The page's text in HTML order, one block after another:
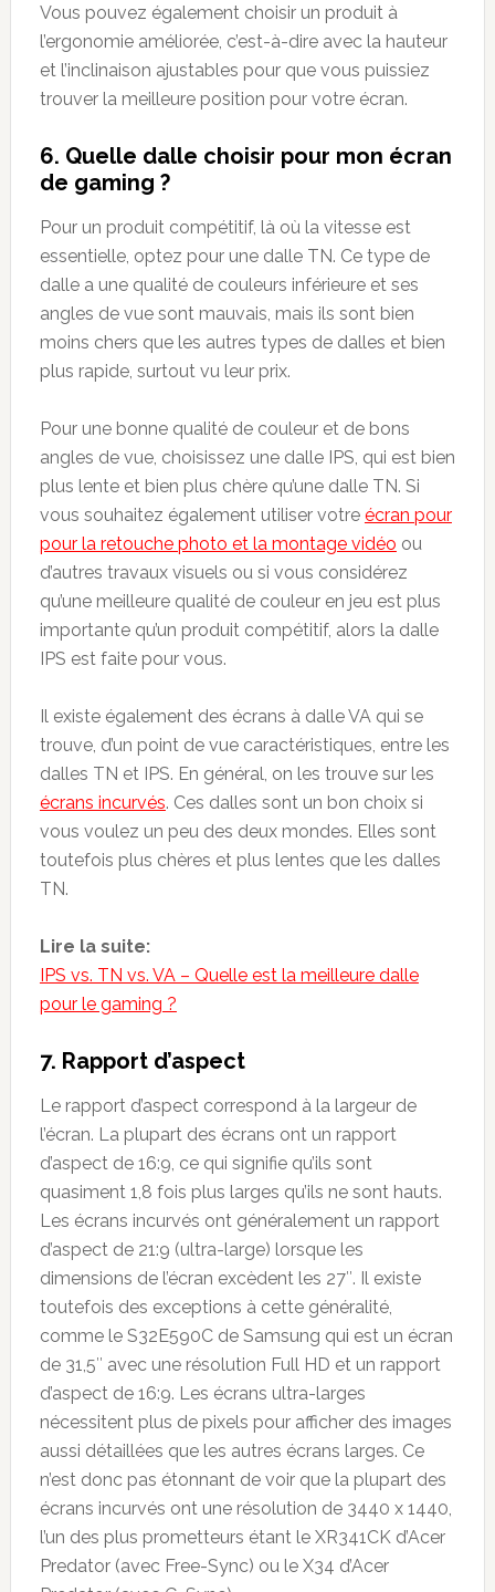
Vous pouvez également choisir un produit à
l’ergonomie améliorée, c’est-à-dire avec la hauteur
et l’inclinaison ajustables pour que vous puissiez
trouver la meilleure position pour votre écran.
6. Quelle dalle choisir pour mon écran
de gaming ?
Pour un produit compétitif, là où la vitesse est
essentielle, optez pour une dalle TN. Ce type de
dalle a une qualité de couleurs inférieure et ses
angles de vue sont mauvais, mais ils sont bien
moins chers que les autres types de dalles et bien
plus rapide, surtout vu leur prix.
Pour une bonne qualité de couleur et de bons
angles de vue, choisissez une dalle IPS, qui est bien
plus lente et bien plus chère qu’une dalle TN. Si
vous souhaitez également utiliser votre écran pour
pour la retouche photo et la montage vidéo ou
d’autres travaux visuels ou si vous considérez
qu’une meilleure qualité de couleur en jeu est plus
importante qu’un produit compétitif, alors la dalle
IPS est faite pour vous.
Il existe également des écrans à dalle VA qui se
trouve, d’un point de vue caractéristiques, entre les
dalles TN et IPS. En général, on les trouve sur les
écrans incurvés. Ces dalles sont un bon choix si
vous voulez un peu des deux mondes. Elles sont
toutefois plus chères et plus lentes que les dalles
TN.
Lire la suite:
IPS vs. TN vs. VA – Quelle est la meilleure dalle
pour le gaming ?
7. Rapport d’aspect
Le rapport d’aspect correspond à la largeur de
l’écran. La plupart des écrans ont un rapport
d’aspect de 16:9, ce qui signifie qu’ils sont
quasiment 1,8 fois plus larges qu’ils ne sont hauts.
Les écrans incurvés ont généralement un rapport
d’aspect de 21:9 (ultra-large) lorsque les
dimensions de l’écran excèdent les 27″. Il existe
toutefois des exceptions à cette généralité,
comme le S32E590C de Samsung qui est un écran
de 31,5″ avec une résolution Full HD et un rapport
d’aspect de 16:9. Les écrans ultra-larges
nécessitent plus de pixels pour afficher des images
aussi détaillées que les autres écrans larges. Ce
n’est donc pas étonnant de voir que la plupart des
écrans incurvés ont une résolution de 3440 x 1440,
l’un des plus prometteurs étant le XR341CK d’Acer
Predator (avec Free-Sync) ou le X34 d’Acer